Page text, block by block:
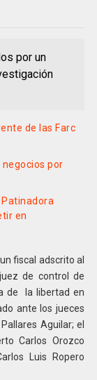
por un
de las Farc
por
Patinadora
en
fiscal adscrito al
de control de
de la libertad en
ante los jueces
Aguilar; el
Carlos Orozco
Luis Ropero